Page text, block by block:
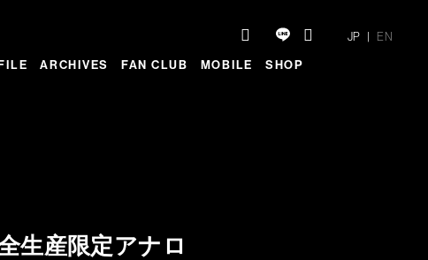
ARCHIVES FAN CLUB MOBILE SHOP
JP EN
産限定アナロ